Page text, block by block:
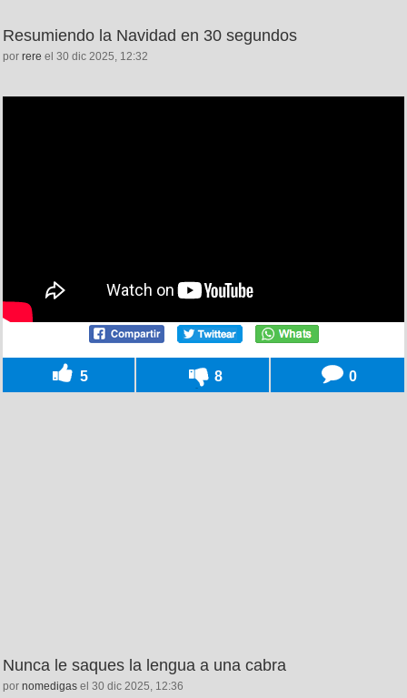
Resumiendo la Navidad en 30 segundos
por rere el 30 dic 2025, 12:32
5 8 0
Nunca le saques la lengua a una cabra
por nomedigas el 30 dic 2025, 12:36